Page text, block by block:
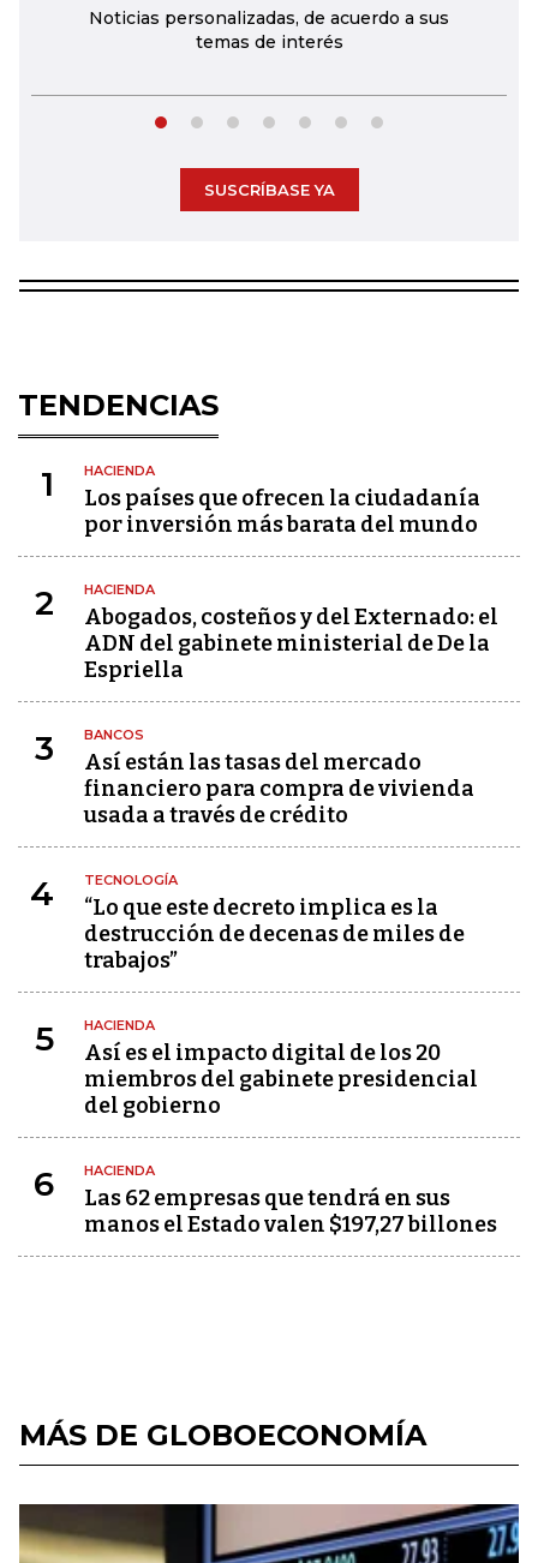
Noticias personalizadas, de acuerdo a sus
temas de interés
SUSCRÍBASE YA
TENDENCIAS
1 HACIENDA
Los países que ofrecen la ciudadanía
por inversión más barata del mundo
2 HACIENDA
Abogados, costeños y del Externado: el
ADN del gabinete ministerial de De la
Espriella
3 BANCOS
Así están las tasas del mercado
financiero para compra de vivienda
usada a través de crédito
4 TECNOLOGÍA
“Lo que este decreto implica es la
destrucción de decenas de miles de
trabajos”
5 HACIENDA
Así es el impacto digital de los 20
miembros del gabinete presidencial
del gobierno
6 HACIENDA
Las 62 empresas que tendrá en sus
manos el Estado valen $197,27 billones
MÁS DE GLOBOECONOMÍA